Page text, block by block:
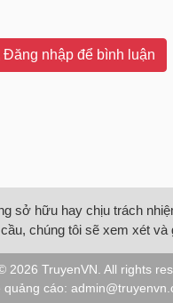
Đăng nhập để bình luận
sở hữu hay chịu trách
chúng tôi sẽ xem xét và
2026 TruyenVN . All rights
quảng cáo: